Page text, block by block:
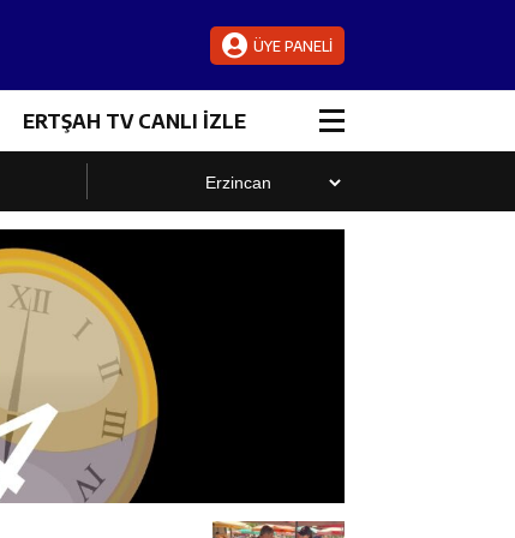
ÜYE PANELİ
ERTŞAH TV CANLI İZLE